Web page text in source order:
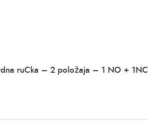
ruCka – 2 položaja – 1 NO + 1NC